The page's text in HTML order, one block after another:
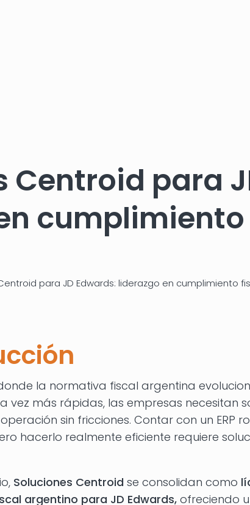
Centroid para
para JD Edwards: liderazgo en cumplimiento
la normativa fiscal argentina
vez más rápidas, las empresas necesitan
sin fricciones. Contar con un ERP
hacerlo realmente eficiente requiere
Soluciones Centroid se consolidan como
argentino para JD Edwards,ofreciendo